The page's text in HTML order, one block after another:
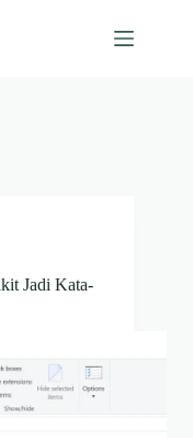
Jadi Kata-